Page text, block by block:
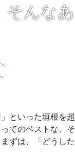
そんなあ
といった垣根を超
てのベストな、そ
ずは、「どうした